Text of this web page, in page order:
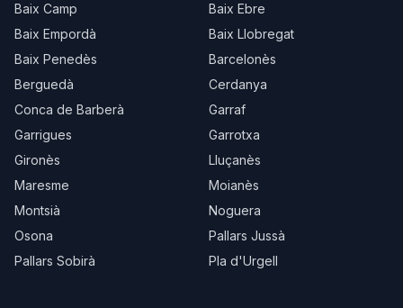
Baix Camp
Baix Ebre
Baix Empordà
Baix Llobregat
Baix Penedès
Barcelonès
Berguedà
Cerdanya
Conca de Barberà
Garraf
Garrigues
Garrotxa
Gironès
Lluçanès
Maresme
Moianès
Montsià
Noguera
Osona
Pallars Jussà
Pallars Sobirà
Pla d'Urgell